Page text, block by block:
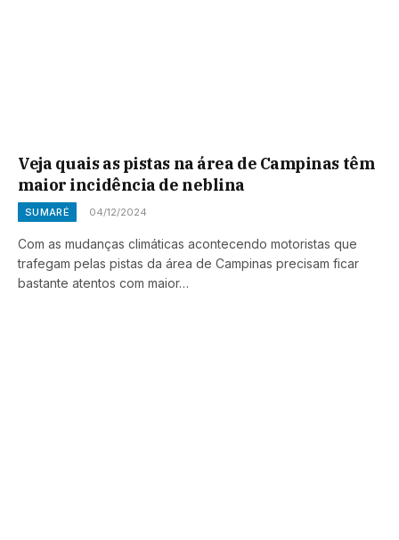
Veja quais as pistas na área de Campinas têm
maior incidência de neblina
SUMARÉ 04/12/2024
Com as mudanças climáticas acontecendo motoristas que
trafegam pelas pistas da área de Campinas precisam ficar
bastante atentos com maior…